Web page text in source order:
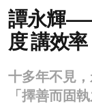
生活
健康
商業
科技
譚永輝
度 講效率
十多年不見
「擇善而固